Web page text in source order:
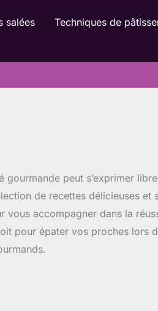
salées Techniques de
peut s’exprimer
de recettes délicieuses et
vous accompagner dans la
pour épater vos proches lors